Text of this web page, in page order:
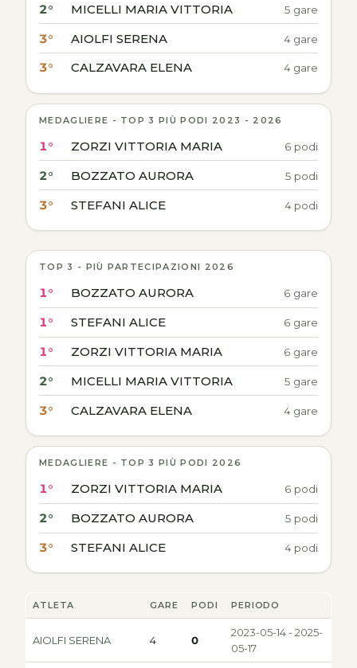
2° MICELLI MARIA VITTORIA 5 gare
3° AIOLFI SERENA 4 gare
3° CALZAVARA ELENA 4 gare
MEDAGLIERE - TOP 3 PIÙ PODI 2023 - 2026
1° ZORZI VITTORIA MARIA 6 podi
2° BOZZATO AURORA 5 podi
3° STEFANI ALICE 4 podi
TOP 3 - PIÙ PARTECIPAZIONI 2026
1° BOZZATO AURORA 6 gare
1° STEFANI ALICE 6 gare
1° ZORZI VITTORIA MARIA 6 gare
2° MICELLI MARIA VITTORIA 5 gare
3° CALZAVARA ELENA 4 gare
MEDAGLIERE - TOP 3 PIÙ PODI 2026
1° ZORZI VITTORIA MARIA 6 podi
2° BOZZATO AURORA 5 podi
3° STEFANI ALICE 4 podi
ATLETA GARE PODI PERIODO
AIOLFI SERENA 4 0
2023-05-14 - 2025-
05-17